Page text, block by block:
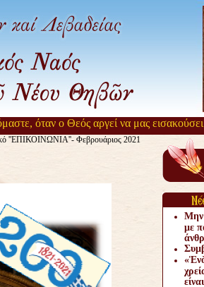
όταν ο Θεός αργεί να μας
''ΕΠΙΚΟΙΝΩΝΙΑ''- Φεβρουάριος 2021
Μην
με